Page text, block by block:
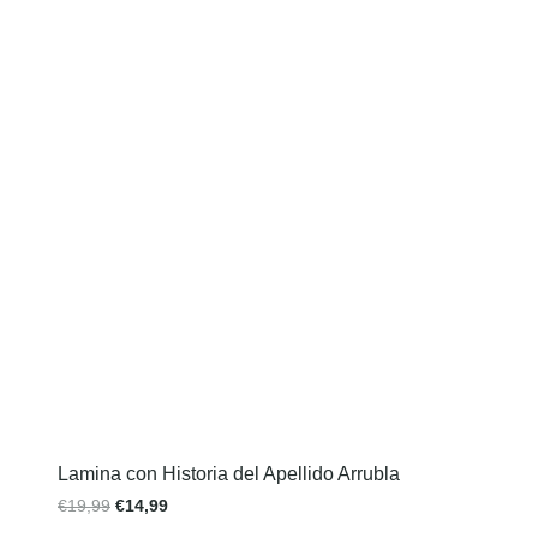
Lamina con Historia del Apellido Arrubla
€19,99 €14,99